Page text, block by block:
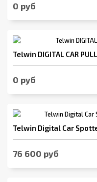
0 руб
Telwin DIGITAL CAR
0 руб
Telwin Digital Car
76 600 руб